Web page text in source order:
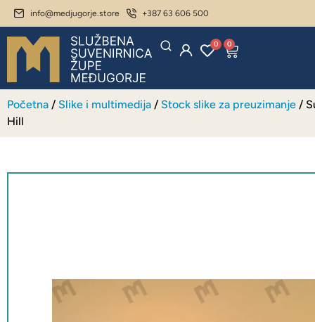
info@medjugorje.store +387 63 606 500
0 0
Početna / Slike i multimedija / Stock slike za preuzimanje /
Hill